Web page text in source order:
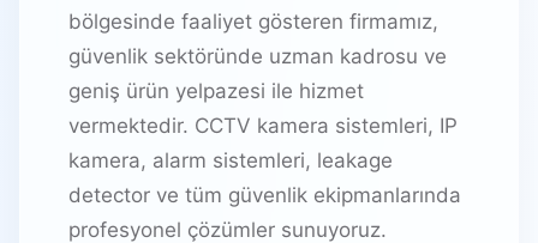
bölgesinde faaliyet gösteren firmamız,
güvenlik sektöründe uzman kadrosu ve
geniş ürün yelpazesi ile hizmet
vermektedir. CCTV kamera sistemleri, IP
kamera, alarm sistemleri, leakage
detector ve tüm güvenlik ekipmanlarında
profesyonel çözümler sunuyoruz.